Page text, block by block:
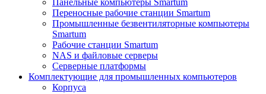
Панельные компьютеры Smartum
Переносные рабочие станции Smartum
Промышленные безвентиляторные компьютеры
Smartum
Рабочие станции Smartum
NAS и файловые серверы
Серверные платформы
Комплектующие для промышленных компьютеров
Корпуса